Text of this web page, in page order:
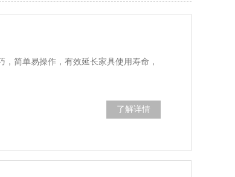
简单易操作，有效延长家具使用寿命，
了解详情